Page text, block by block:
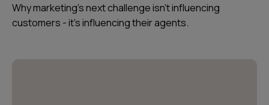
Why marketing’s next challenge isn’t influencing
customers - it’s influencing their agents.